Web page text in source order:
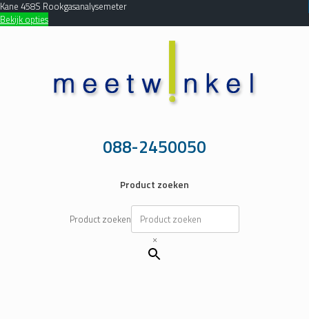
Kane 458S Rookgasanalysemeter
Bekijk opties
088-2450050
Product zoeken
Product zoeken
×